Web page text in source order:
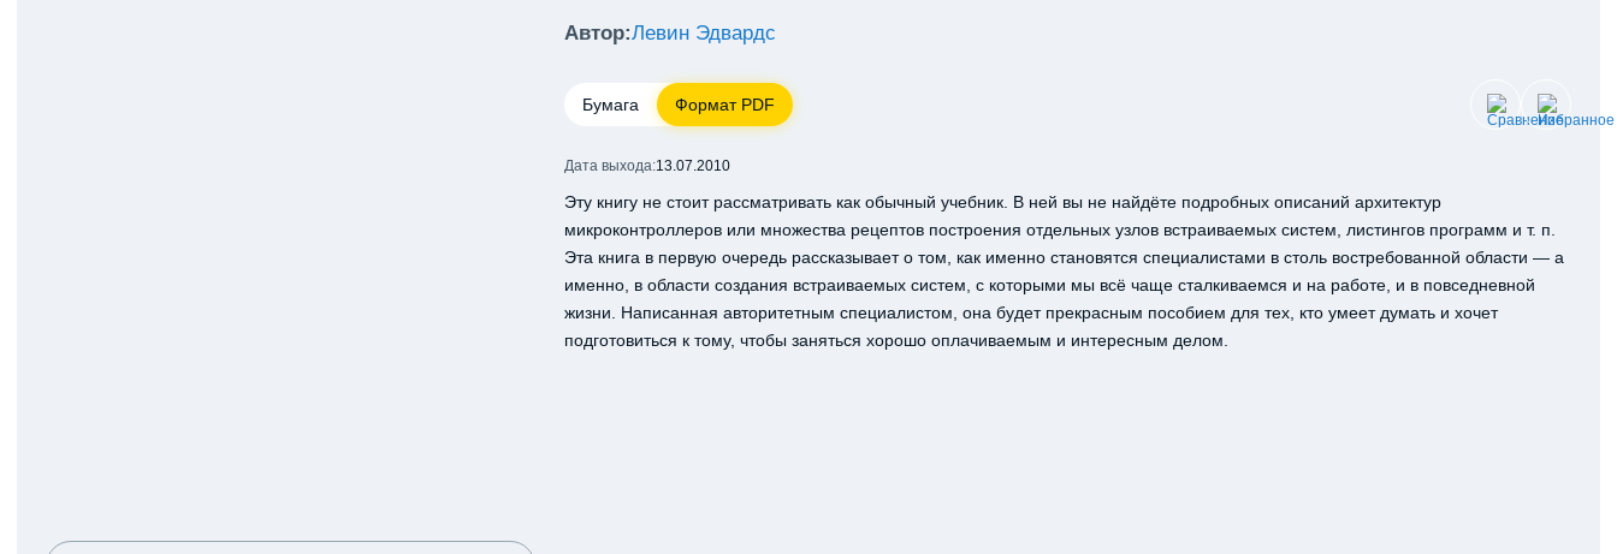
Автор:Левин Эдвардс
Бумага Формат PDF
Дата выхода:13.07.2010
Эту книгу не стоит рассматривать как обычный учебник. В ней вы не найдёте подробных описаний архитектур
микроконтроллеров или множества рецептов построения отдельных узлов встраиваемых систем, листингов программ и т. п.
Эта книга в первую очередь рассказывает о том, как именно становятся специалистами в столь востребованной области — а
именно, в области создания встраиваемых систем, с которыми мы всё чаще сталкиваемся и на работе, и в повседневной
жизни. Написанная авторитетным специалистом, она будет прекрасным пособием для тех, кто умеет думать и хочет
подготовиться к тому, чтобы заняться хорошо оплачиваемым и интересным делом.